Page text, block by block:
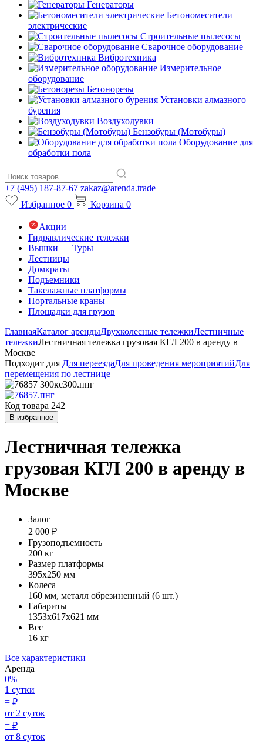
Генераторы
Бетономесители
электрические
Строительные пылесосы
Сварочное оборудование
Вибротехника
Измерительное
оборудование
Бетонорезы
Установки алмазного
бурения
Воздуходувки
Бензобуры (Мотобуры)
Оборудование для
обработки пола
+7 (495) 187-87-67 zakaz@arenda.trade
Избранное 0 Корзина 0
Акции
Гидравлические тележки
Вышки — Туры
Лестницы
Домкраты
Подъемники
Такелажные платформы
Портальные краны
Площадки для грузов
ГлавнаяКаталог арендыДвухколесные тележкиЛестничные
тележкиЛестничная тележка грузовая КГЛ 200 в аренду в
Москве
Подходит для Для переездаДля проведения мероприятийДля
перемещения по лестнице
Код товара 242
В избранное
Лестничная тележка
грузовая КГЛ 200 в аренду в
Москве
Залог
2 000 ₽
Грузоподъемность
200 кг
Размер платформы
395х250 мм
Колеса
160 мм, металл обрезиненный (6 шт.)
Габариты
1353х617х621 мм
Вес
16 кг
Все характеристики
Аренда
0%
1 сутки
= ₽
от 2 суток
= ₽
от 8 суток